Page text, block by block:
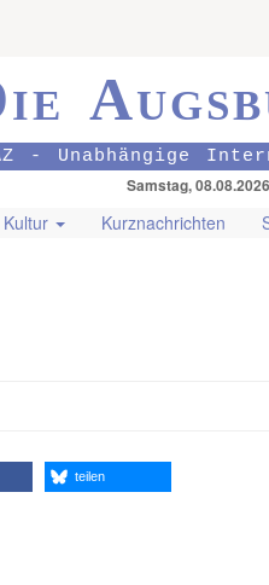
- Unabhängige
Samstag,
Kultur Kurznachrichten
teilen